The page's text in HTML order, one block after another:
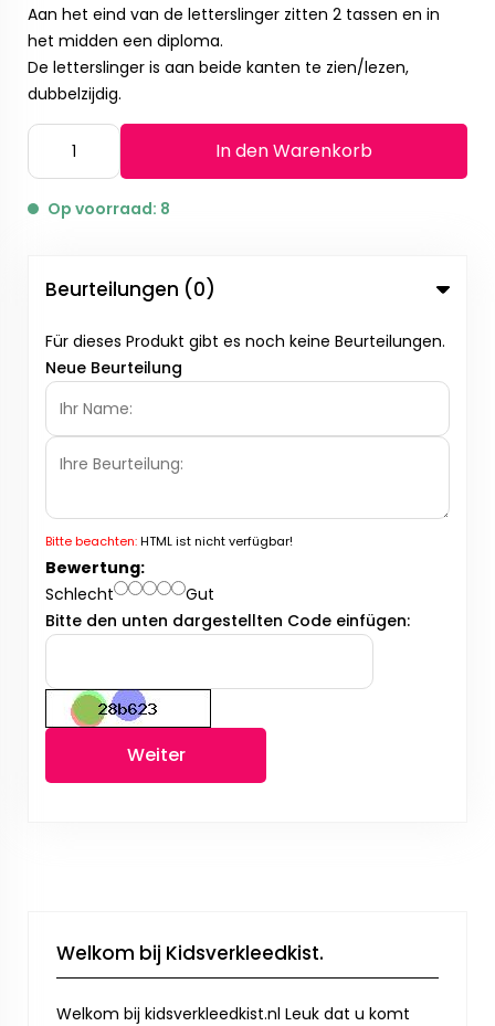
Aan het eind van de letterslinger zitten 2 tassen en in
het midden een diploma.
De letterslinger is aan beide kanten te zien/lezen,
dubbelzijdig.
In den Warenkorb
Op voorraad: 8
Beurteilungen (0)
Für dieses Produkt gibt es noch keine Beurteilungen.
Neue Beurteilung
Bitte beachten:HTML ist nicht verfügbar!
Bewertung:
Schlecht
Gut
Bitte den unten dargestellten Code einfügen:
Weiter
Welkom bij Kidsverkleedkist.
Welkom bij kidsverkleedkist.nl Leuk dat u komt